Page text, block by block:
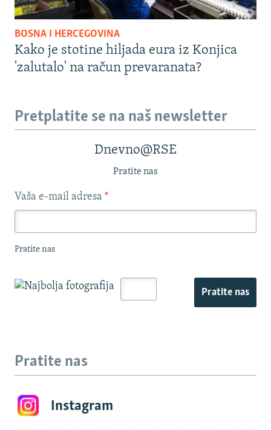
BOSNA I HERCEGOVINA
Kako je stotine hiljada eura iz Konjica
'zalutalo' na račun prevaranata?
Pretplatite se na naš newsletter
Dnevno@RSE
Pratite nas
Vaša e-mail adresa *
Pratite nas
Pratite nas
Pratite nas
Instagram